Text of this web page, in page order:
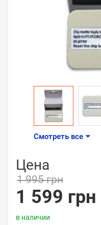
Смотреть все
Цена
1 995 грн
1 599 грн
в наличии